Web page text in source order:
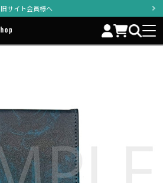
旧サイト会員様へ